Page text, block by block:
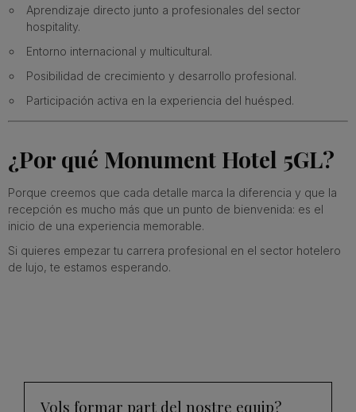
Aprendizaje directo junto a profesionales del sector
hospitality.
Entorno internacional y multicultural.
Posibilidad de crecimiento y desarrollo profesional.
Participación activa en la experiencia del huésped.
¿Por qué Monument Hotel 5GL?
Porque creemos que cada detalle marca la diferencia y que la
recepción es mucho más que un punto de bienvenida: es el
inicio de una experiencia memorable.
Si quieres empezar tu carrera profesional en el sector hotelero
de lujo, te estamos esperando.
Vols formar part del nostre equip?